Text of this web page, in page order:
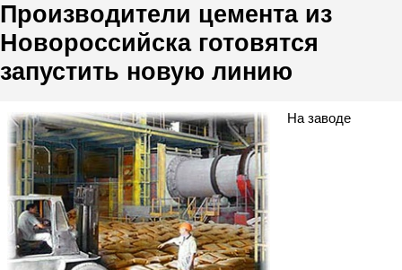
Производители цемента из
Новороссийска готовятся
запустить новую линию
На заводе